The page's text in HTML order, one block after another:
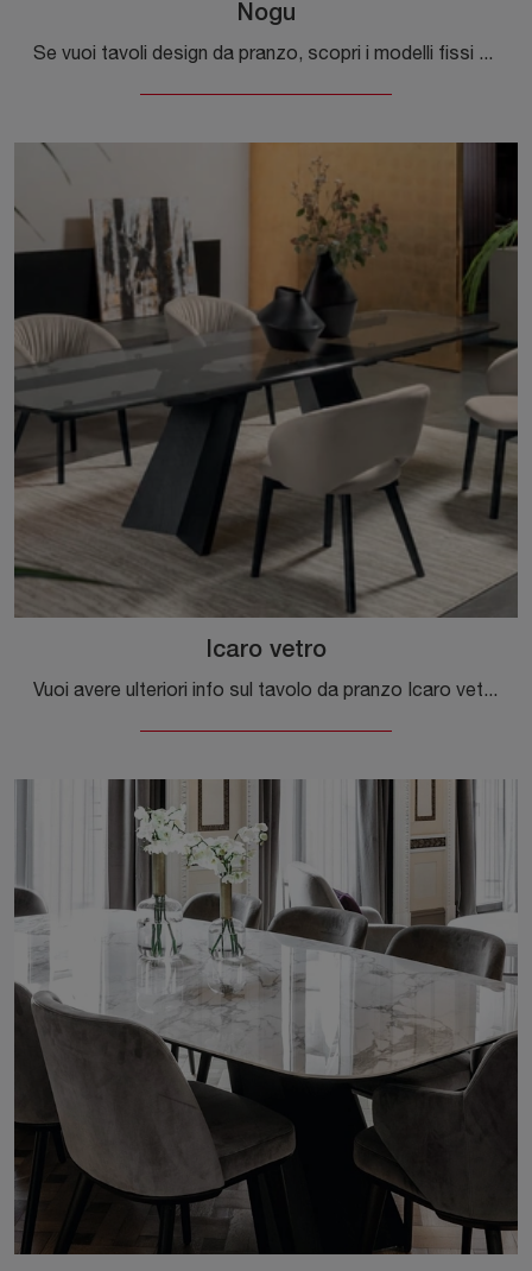
Nogu
Se vuoi tavoli design da pranzo, scopri i modelli fissi di Calligaris: clicca e scopri il modello Nogu in vetro.
Icaro vetro
Vuoi avere ulteriori info sul tavolo da pranzo Icaro vetro di Calligaris? Clicca e scopri di più sui modelli allungabili dell'azienda.